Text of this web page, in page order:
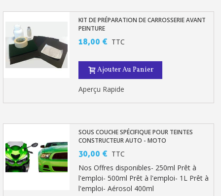
Inscription à la newsletter : 5€ de réduction
Livraison sous 24 h en France Métropolitaine
Livraison offerte en France métropolitaine pour 250€ d'achats
Paiement en 4x sans frais dès 30€ d'achats
Votre devis en ligne en moins d'1 minute
Partagez vos créations et obtenez des bons d'achat
Livraison sous 24 h en France Métropolitaine
Retour produits sous 14 jours
Réduction de 5€ sur la première commande
10€ de bon d'achat pour chaque parrainage
KIT DE PRÉPARATION DE CARROSSERIE AVANT
PEINTURE
18,00 € TTC
Ajouter Au Panier
Aperçu Rapide
SOUS COUCHE SPÉCIFIQUE POUR TEINTES
CONSTRUCTEUR AUTO - MOTO
30,00 € TTC
Nos Offres disponibles- 250ml Prêt à
l'emploi- 500ml Prêt à l'emploi- 1L Prêt à
l'emploi- Aérosol 400ml